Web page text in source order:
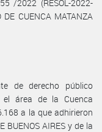
/2022 (RESOL-2022-
CUENCA MATANZA
de derecho público
el área de la Cuenca
a la que adhirieron
BUENOS AIRES y de la